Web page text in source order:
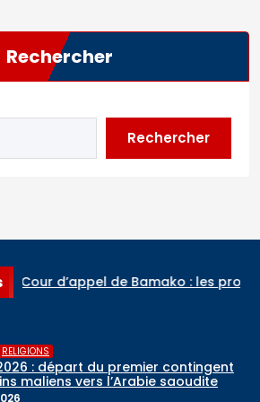
Rechercher
Rechercher
de Bamako : les procès de Ben le
RELIGIONS
: départ du premier contingent
maliens vers l’Arabie saoudite